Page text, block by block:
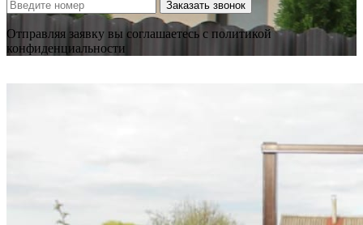
Заказать звонок
Отправляя заявку вы соглашаетесь с политикой
конфиденциальности